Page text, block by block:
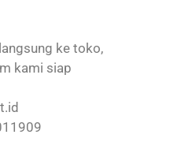
ke toko,
kami siap